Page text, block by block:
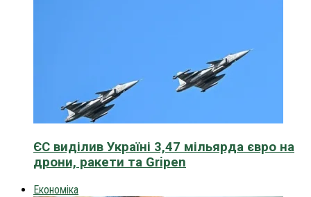
ЄС виділив Україні 3,47 мільярда євро на
дрони, ракети та Gripen
Економіка